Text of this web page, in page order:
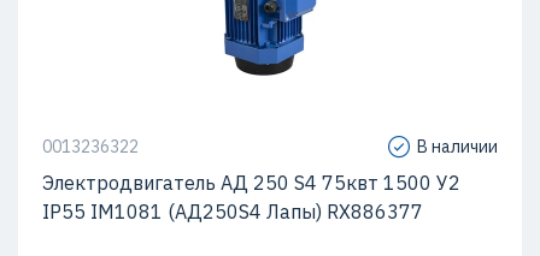
0013236322 В наличии
Электродвигатель АД 250 S4 75квт 1500 У2
IP55 IM1081 (АД250S4 Лапы) RX886377